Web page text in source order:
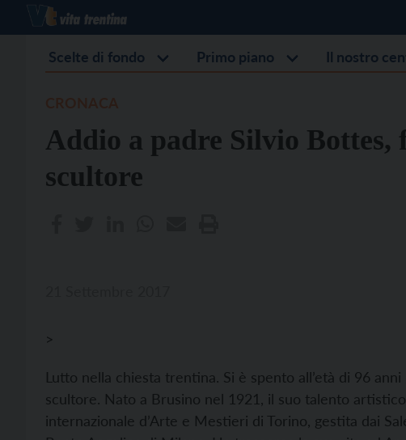
Scelte di fondo Primo piano Il nostro
Addio a padre Silvio Bottes,
scultore
>
Lutto nella chiesta trentina. Si è spento all’età di 96
scultore. Nato a Brusino nel 1921, il suo talento
internazionale d’Arte e Mestieri di Torino, gestita dai